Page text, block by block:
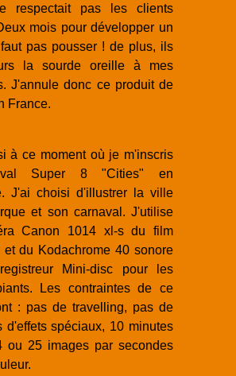
respectait pas les clients
mois pour développer un
pas pousser ! de plus, ils
la sourde oreille à mes
J'annule donc ce produit de
France.
à ce moment où je m'inscris
Super 8 "Cities" en
J'ai choisi d'illustrer la ville
et son carnaval. J'utilise
Canon 1014 xl-s du film
et du Kodachrome 40 sonore
Mini-disc pour les
Les contraintes de ce
: pas de travelling, pas de
d'effets spéciaux, 10 minutes
ou 25 images par secondes